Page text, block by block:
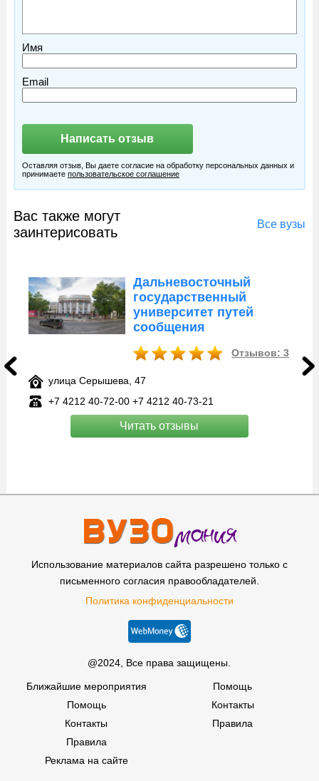
Имя
Email
Оставляя отзыв, Вы даете согласие на обработку персональных данных и
принимаете пользовательское соглашение
Вас также могут
заинтерисовать
Все вузы
Дальневосточный
государственный
университет путей
сообщения
Отзывов: 3
улица Серышева, 47
+7 4212 40‑72-00 +7 4212 40‑73-21
Читать отзывы
Использование материалов сайта разрешено только с
письменного согласия правообладателей.
Политика конфиденциальности
@2024, Все права защищены.
Ближайшие мероприятия
Помощь
Контакты
Правила
Реклама на сайте
Помощь
Контакты
Правила